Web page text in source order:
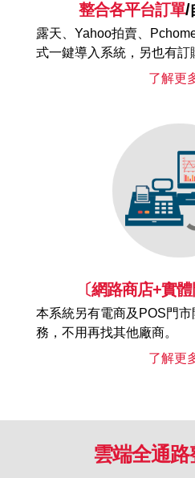
整合各平台訂單/
露天、Yahoo拍賣、
式一鍵導入系統，另也有訂
了解更
〔網路商店+實體
本系統另有電商及POS門
務，不用再找其他廠商。
了解更
雲端全通